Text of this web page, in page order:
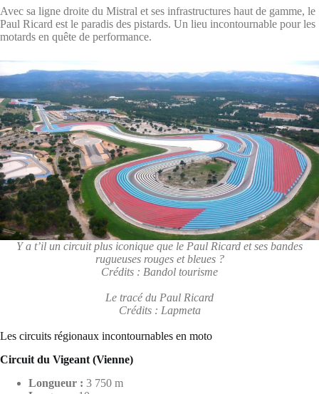
Avec sa ligne droite du Mistral et ses infrastructures haut de gamme, le
Paul Ricard est le paradis des pistards. Un lieu incontournable pour les
motards en quête de performance.
Y a t’il un circuit plus iconique que le Paul Ricard et ses bandes
rugueuses rouges et bleues ?
Crédits : Bandol tourisme
Le tracé du Paul Ricard
Crédits : Lapmeta
Les circuits régionaux incontournables en moto
Circuit du Vigeant (Vienne)
Longueur : 3 750 m